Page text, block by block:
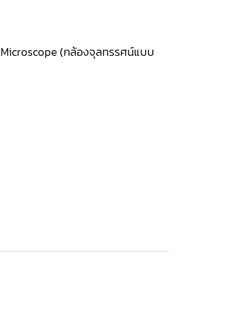
(กล้องจุลทรรศน์แบบ